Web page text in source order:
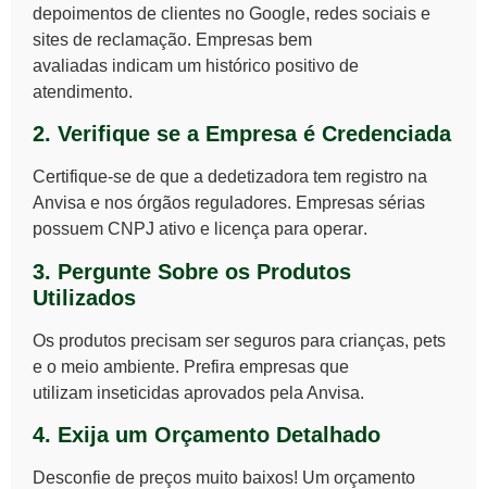
depoimentos de clientes no Google, redes sociais e
sites de reclamação. Empresas bem
avaliadas indicam um histórico positivo de
atendimento.
2. Verifique se a Empresa é Credenciada
Certifique-se de que a dedetizadora tem registro na
Anvisa e nos órgãos reguladores. Empresas sérias
possuem CNPJ ativo e licença para operar.
3. Pergunte Sobre os Produtos
Utilizados
Os produtos precisam ser seguros para crianças, pets
e o meio ambiente. Prefira empresas que
utilizam inseticidas aprovados pela Anvisa.
4. Exija um Orçamento Detalhado
Desconfie de preços muito baixos! Um orçamento